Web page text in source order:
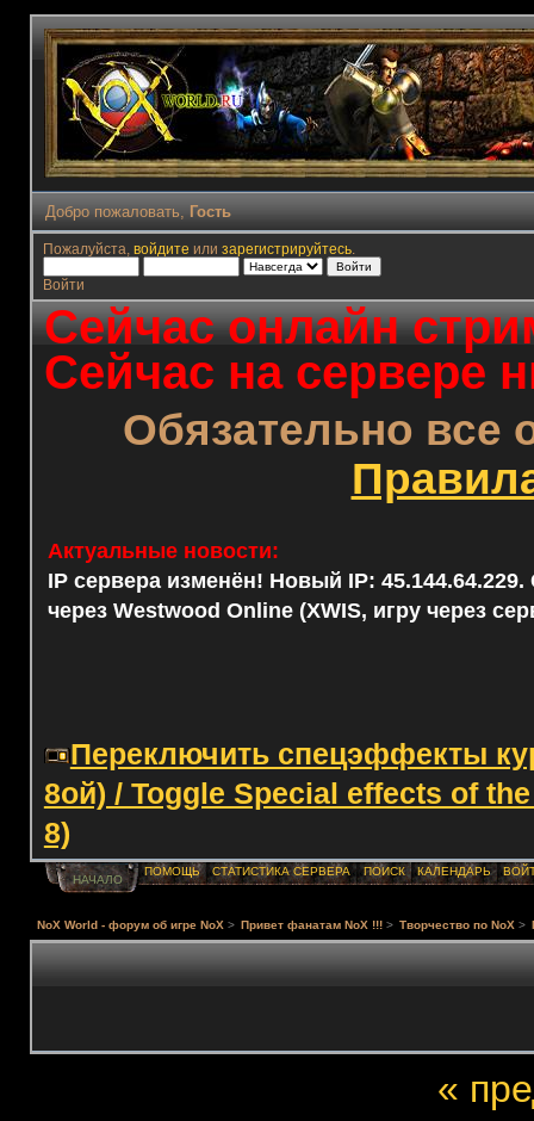
Добро пожаловать, Гость
Пожалуйста, войдите или зарегистрируйтесь.
Войти
Сейчас онлайн
Сейчас на сервере
Обязательно все
Актуальные новости:
IP сервера изменён! Новый IP: 45.144.64.229.
через Westwood Online (XWIS, игру через
Переключить спецэффекты
8ой) / Toggle Special effects of
8)
НАЧАЛО
ПОМОЩЬ СТАТИСТИКА СЕРВЕРА ПОИСК КАЛЕНДАРЬ
NoX World - форум об игре NoX > Привет фанатам NoX !!! > Творчество по NoX >
«